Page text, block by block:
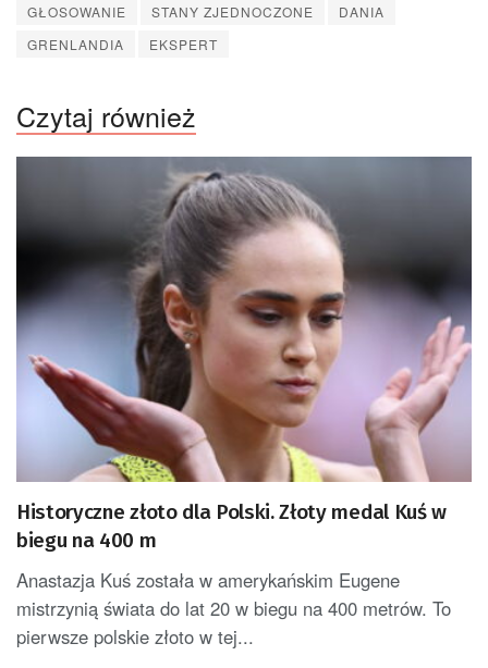
GŁOSOWANIE
STANY ZJEDNOCZONE
DANIA
GRENLANDIA
EKSPERT
Czytaj również
Historyczne złoto dla Polski. Złoty medal Kuś w
biegu na 400 m
Anastazja Kuś została w amerykańskim Eugene
mistrzynią świata do lat 20 w biegu na 400 metrów. To
pierwsze polskie złoto w tej...